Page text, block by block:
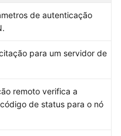
de autenticação
para um servidor de
remoto verifica a
de status para o nó